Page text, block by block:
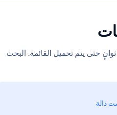
حتى يتم تحميل القائمة. البحث